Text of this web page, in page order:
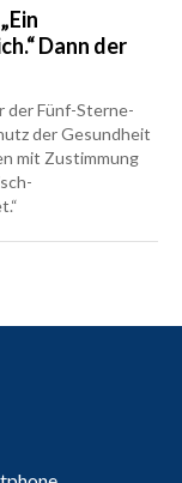
Dann der
der Fünf-Sterne-
der Gesundheit
mit Zustimmung